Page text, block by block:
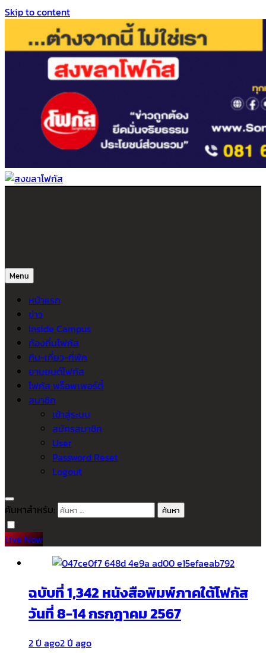
Skip to content
Menu
หน้าแรก
ข่าว
Inside Campus
ท้องถิ่นโฟกัส
กิน-เที่ยว-ที่พัก
ยานยนต์โฟกัส
โฟกัส พร็อพเพอร์ตี้
สมาชิก
เข้าสู่ระบบ
สมัครสมาชิก
User
Password Reset
Logout
ค้นหาสำหรับ:
Live Now
ฉบับที่ 1,342 หนังสือพิมพ์ภาคใต้โฟกัส
วันที่ 8-14 กรกฎาคม 2567
2 ปี ago2 ปี ago